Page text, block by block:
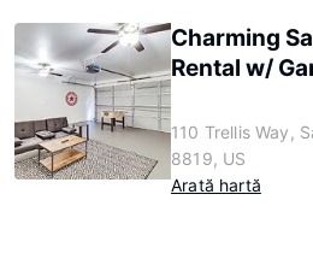
Charming
Rental w/
110 Trellis Way,
8819, US
Arată hartă